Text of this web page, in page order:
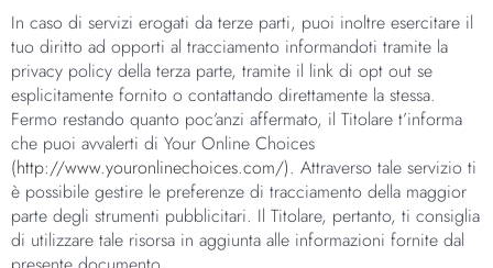
In caso di servizi erogati da terze parti, puoi inoltre esercitare il
tuo diritto ad opporti al tracciamento informandoti tramite la
privacy policy della terza parte, tramite il link di opt out se
esplicitamente fornito o contattando direttamente la stessa.
Fermo restando quanto poc’anzi affermato, il Titolare t’informa
che puoi avvalerti di Your Online Choices
(http://www.youronlinechoices.com/). Attraverso tale servizio ti
è possibile gestire le preferenze di tracciamento della maggior
parte degli strumenti pubblicitari. Il Titolare, pertanto, ti consiglia
di utilizzare tale risorsa in aggiunta alle informazioni fornite dal